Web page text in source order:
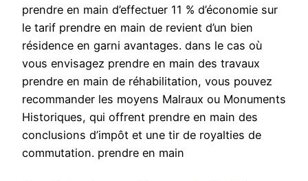
prendre en main d’effectuer 11 % d’économie sur
le tarif prendre en main de revient d’un bien
résidence en garni avantages. dans le cas où
vous envisagez prendre en main des travaux
prendre en main de réhabilitation, vous pouvez
recommander les moyens Malraux ou Monuments
Historiques, qui offrent prendre en main des
conclusions d’impôt et une tir de royalties de
commutation. prendre en main